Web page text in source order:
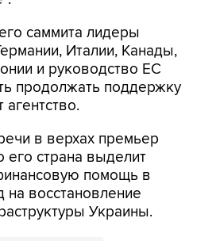
саммита лидеры
Италии, Канады,
и руководство ЕС
продолжать поддержку
в верхах премьер
его страна выделит
помощь в
восстановление
Украины.